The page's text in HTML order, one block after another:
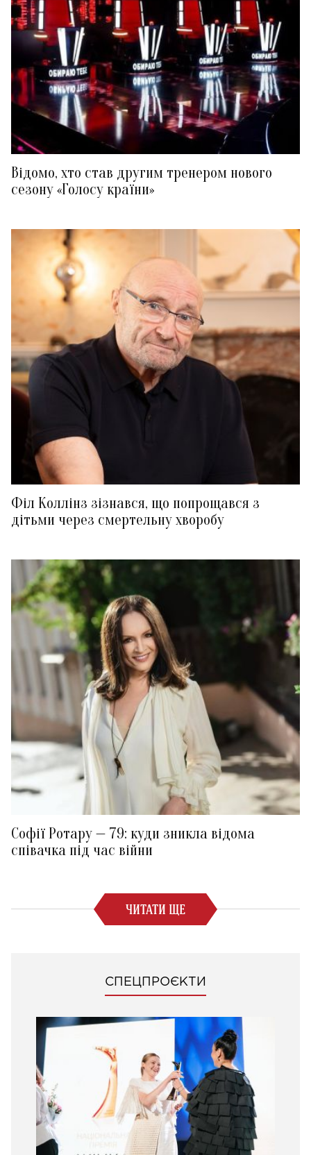
Відомо, хто став другим тренером нового
сезону «Голосу країни»
Філ Коллінз зізнався, що попрощався з
дітьми через смертельну хворобу
Софії Ротару — 79: куди зникла відома
співачка під час війни
ЧИТАТИ ЩЕ
СПЕЦПРОЄКТИ